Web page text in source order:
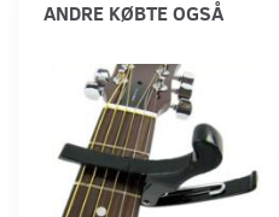
ANDRE KØBTE OGSÅ